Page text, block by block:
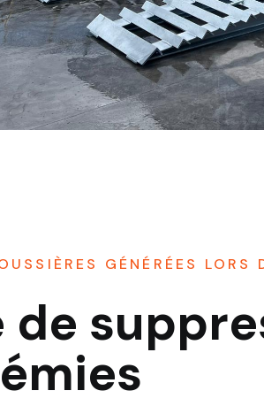
GÉNÉRÉES LORS